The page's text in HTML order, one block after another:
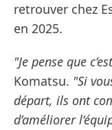
retrouver chez
en 2025.
"Je pense que
Komatsu. "Si
départ, ils ont
d’améliorer